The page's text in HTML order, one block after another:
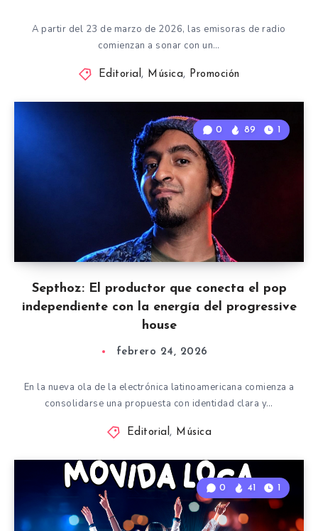
A partir del 23 de marzo de 2026, las emisoras de radio
comienzan a sonar con un…
Editorial, Música, Promoción
Septhoz: El productor que conecta el pop
independiente con la energía del progressive
house
0 89 1
febrero 24, 2026
En la nueva ola de la electrónica latinoamericana comienza a
consolidarse una propuesta con identidad clara y…
Editorial, Música
0 41 1